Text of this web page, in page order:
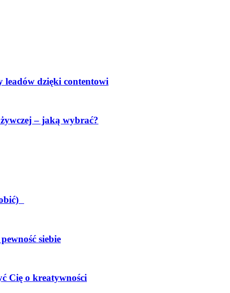
leadów dzięki contentowi
– jaką wybrać?
siebie
Cię o kreatywności